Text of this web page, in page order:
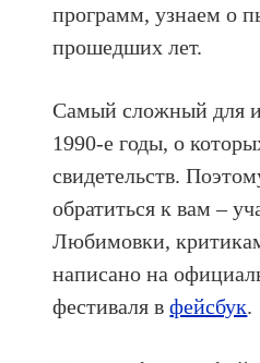
программ, узнаем о
прошедших лет.
Самый сложный для
1990-е годы, о
свидетельств.
обратиться к вам –
Любимовки,
написано на
фестиваля вфейсбук.